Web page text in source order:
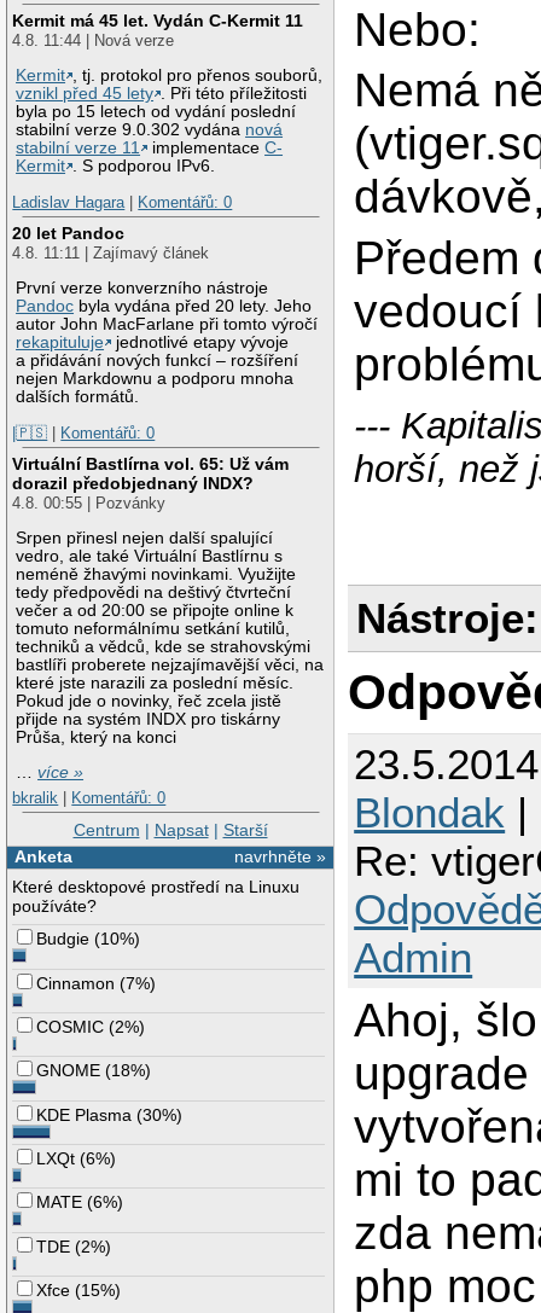
Kermit má 45 let. Vydán C-Kermit 11
4.8. 11:44 | Nová verze
Kermit
, tj. protokol pro přenos souborů,
vznikl před 45 lety
. Při této příležitosti
byla po 15 letech od vydání poslední
stabilní verze 9.0.302 vydána nová
stabilní verze 11
implementaceC-
Kermit
. S podporou IPv6.
Ladislav Hagara | Komentářů: 0
20 let Pandoc
4.8. 11:11 | Zajímavý článek
První verze konverzního nástroje
Pandoc byla vydána před 20 lety. Jeho
autor John MacFarlane při tomto výročí
rekapituluje
jednotlivé etapy vývoje
a přidávání nových funkcí – rozšíření
nejen Markdownu a podporu mnoha
dalších formátů.
|🇵🇸 | Komentářů: 0
Virtuální Bastlírna vol. 65: Už vám
dorazil předobjednaný INDX?
4.8. 00:55 | Pozvánky
Srpen přinesl nejen další spalující
vedro, ale také Virtuální Bastlírnu s
neméně žhavými novinkami. Využijte
tedy předpovědi na deštivý čtvrteční
večer a od 20:00 se připojte online k
tomuto neformálnímu setkání kutilů,
techniků a vědců, kde se strahovskými
bastlíři proberete nejzajímavější věci, na
které jste narazili za poslední měsíc.
Pokud jde o novinky, řeč zcela jistě
přijde na systém INDX pro tiskárny
Průša, který na konci
…více »
bkralik
Komentářů: 0
Centrum | Napsat| Starší
navrhněte »
Anketa
Které desktopové prostředí na Linuxu
používáte?
Budgie (10%)
Cinnamon (7%)
COSMIC (2%)
GNOME (18%)
KDE Plasma (30%)
LXQt (6%)
MATE (6%)
TDE (2%)
Xfce (15%)
Nebo:
Nemá
Předem
vedoucí
---
horší, než
Nástroje:
Blondak |
Re:
Admin
Ahoj,
mi to
zda
php